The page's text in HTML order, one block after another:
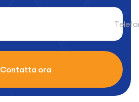
Contatta ora